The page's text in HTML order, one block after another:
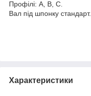
Профілі: А, В, С.
Вал під шпонку стандарт.
Характеристики